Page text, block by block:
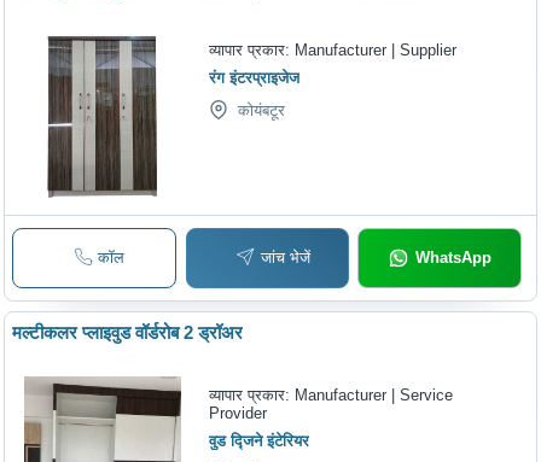
व्यापार प्रकार: Manufacturer | Supplier
रंग इंटरप्राइजेज
कोयंबटूर
कॉल जांच भेजें WhatsApp
मल्टीकलर प्लाइवुड वॉर्डरोब 2 ड्रॉअर
व्यापार प्रकार: Manufacturer | Service
Provider
वुड द्जिने इंटेरियर